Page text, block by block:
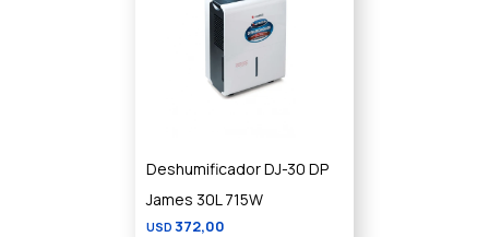
Deshumificador DJ-30 DP
James 30L 715W
USD 372,00